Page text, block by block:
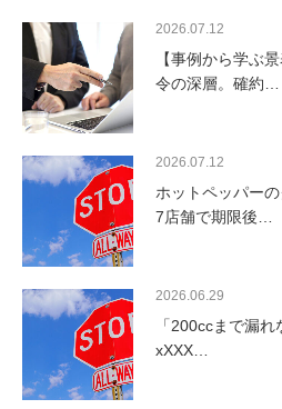
2026.07.12
【事例から学ぶ
令の深層。確約…
2026.07.12
ホットペッパー
7店舗で期限後…
2026.06.29
「200ccまで漏
xXXX…